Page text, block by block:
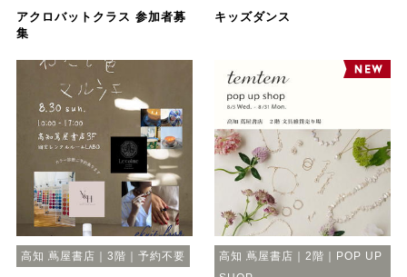
アクロバットクラス 参加者募
集
キッズダンス
高知 蔦屋書店｜3階｜予約不要
高知 蔦屋書店｜2階｜POP UP